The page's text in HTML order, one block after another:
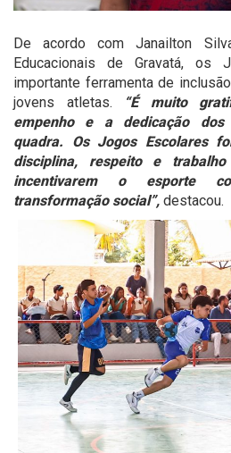
De acordo com Janailton
Educacionais de Gravatá, os
importante ferramenta de
jovens atletas.
“É muito
empenho e a dedicação dos
quadra. Os Jogos Escolares
disciplina, respeito e
incentivarem o esporte
transformação social”, destacou.